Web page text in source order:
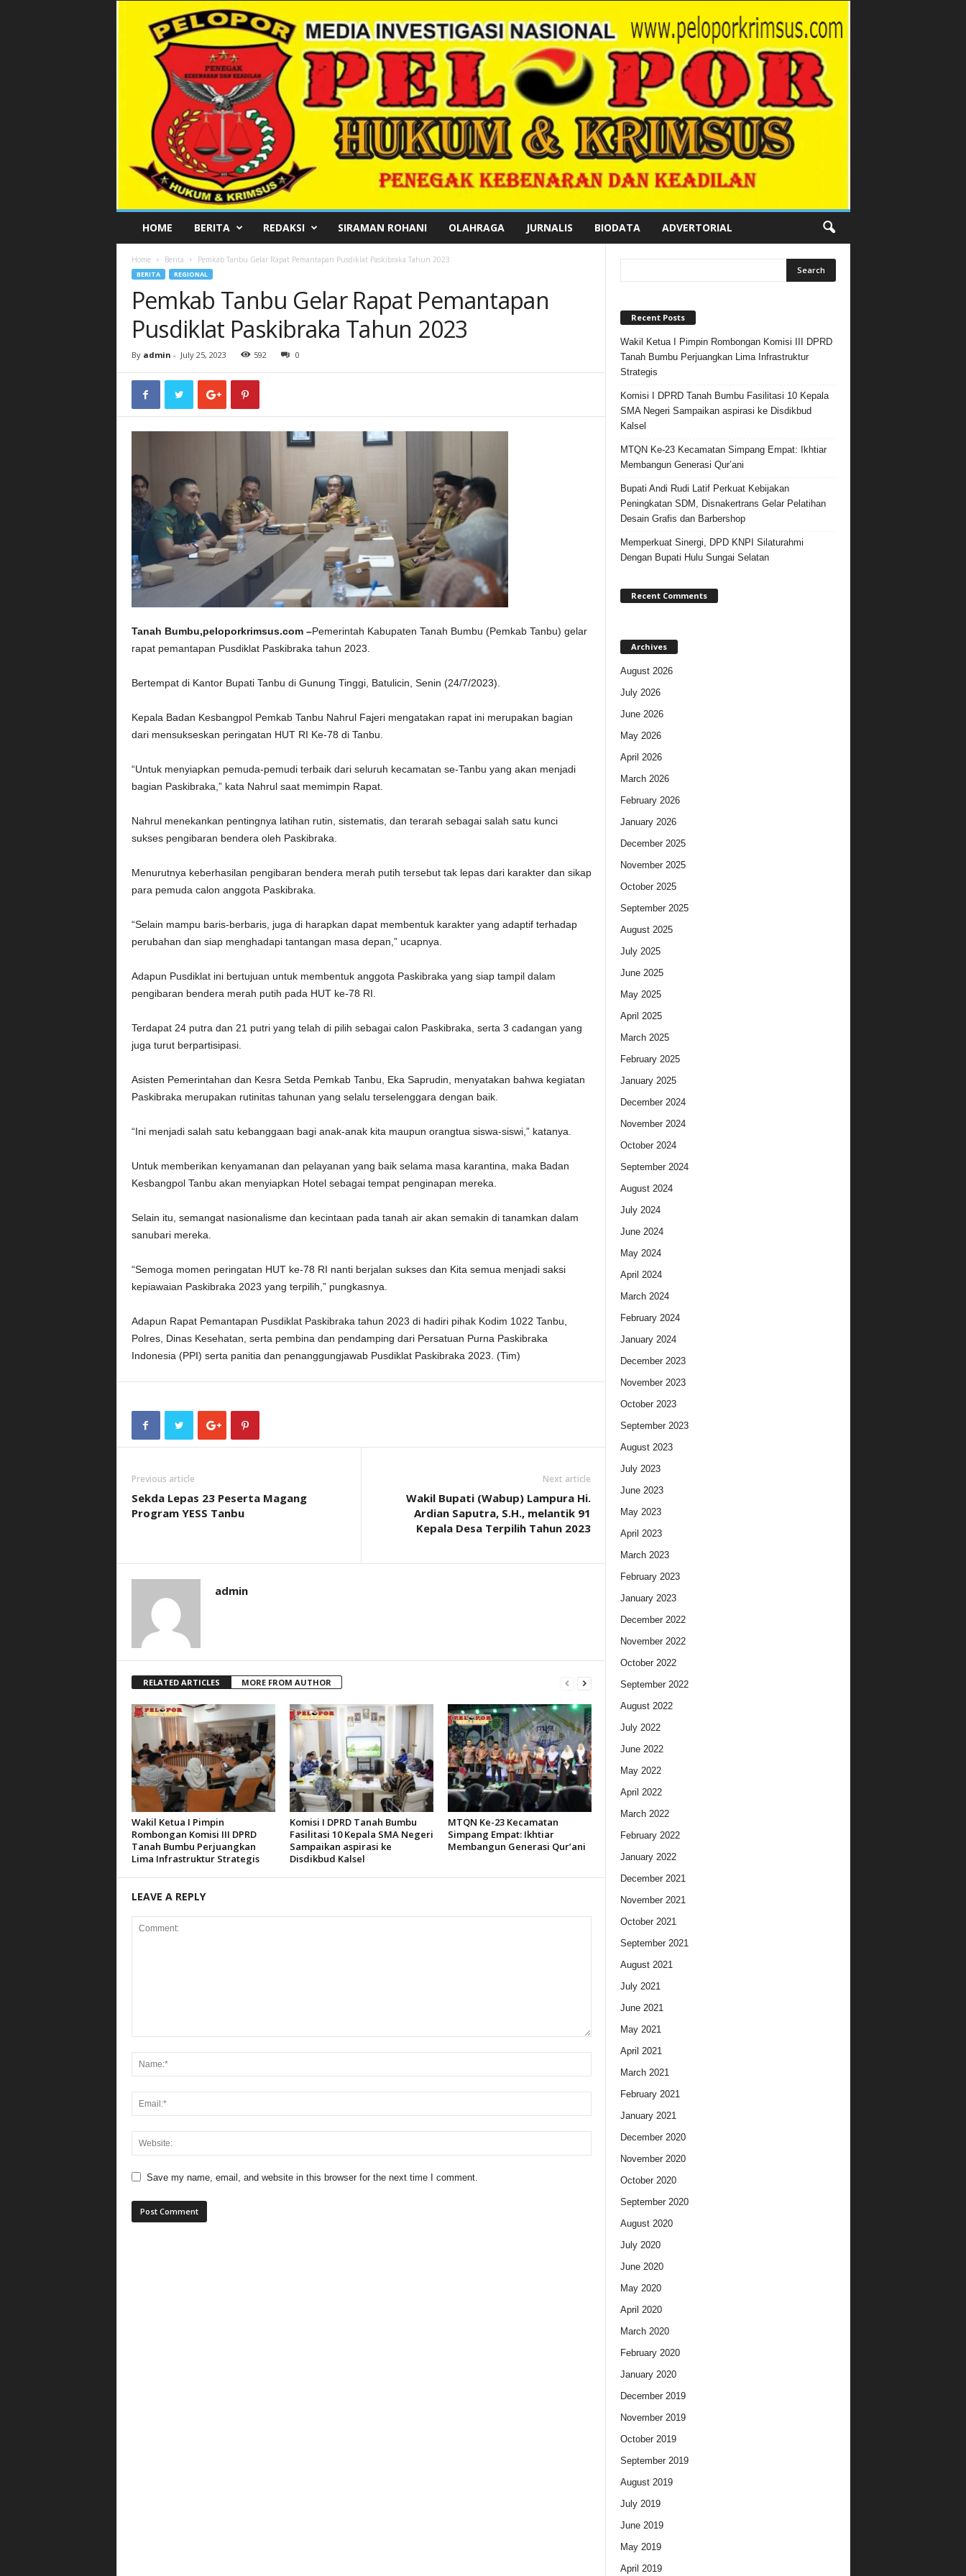
L
HOME BERITA REDAKSI SIRAMAN ROHANI OLAHRAGA JURNALIS BIODATA ADVERTORIAL
Home Berita Pemkab Tanbu Gelar Rapat Pemantapan Pusdiklat Paskibraka Tahun 2023
BERITA REGIONAL
Pemkab Tanbu Gelar Rapat Pemantapan
Pusdiklat Paskibraka Tahun 2023
By admin - July 25, 2023 592 0
Tanah Bumbu,peloporkrimsus.com –Pemerintah Kabupaten Tanah Bumbu (Pemkab Tanbu) gelar
rapat pemantapan Pusdiklat Paskibraka tahun 2023.
Bertempat di Kantor Bupati Tanbu di Gunung Tinggi, Batulicin, Senin (24/7/2023).
Kepala Badan Kesbangpol Pemkab Tanbu Nahrul Fajeri mengatakan rapat ini merupakan bagian
dari mensukseskan peringatan HUT RI Ke-78 di Tanbu.
“Untuk menyiapkan pemuda-pemudi terbaik dari seluruh kecamatan se-Tanbu yang akan menjadi
bagian Paskibraka,” kata Nahrul saat memimpin Rapat.
Nahrul menekankan pentingnya latihan rutin, sistematis, dan terarah sebagai salah satu kunci
sukses pengibaran bendera oleh Paskibraka.
Menurutnya keberhasilan pengibaran bendera merah putih tersebut tak lepas dari karakter dan sikap
para pemuda calon anggota Paskibraka.
“Selain mampu baris-berbaris, juga di harapkan dapat membentuk karakter yang adaptif terhadap
perubahan dan siap menghadapi tantangan masa depan,” ucapnya.
Adapun Pusdiklat ini bertujuan untuk membentuk anggota Paskibraka yang siap tampil dalam
pengibaran bendera merah putih pada HUT ke-78 RI.
Terdapat 24 putra dan 21 putri yang telah di pilih sebagai calon Paskibraka, serta 3 cadangan yang
juga turut berpartisipasi.
Asisten Pemerintahan dan Kesra Setda Pemkab Tanbu, Eka Saprudin, menyatakan bahwa kegiatan
Paskibraka merupakan rutinitas tahunan yang selalu terselenggara dengan baik.
“Ini menjadi salah satu kebanggaan bagi anak-anak kita maupun orangtua siswa-siswi,” katanya.
Untuk memberikan kenyamanan dan pelayanan yang baik selama masa karantina, maka Badan
Kesbangpol Tanbu akan menyiapkan Hotel sebagai tempat penginapan mereka.
Selain itu, semangat nasionalisme dan kecintaan pada tanah air akan semakin di tanamkan dalam
sanubari mereka.
“Semoga momen peringatan HUT ke-78 RI nanti berjalan sukses dan Kita semua menjadi saksi
kepiawaian Paskibraka 2023 yang terpilih,” pungkasnya.
Adapun Rapat Pemantapan Pusdiklat Paskibraka tahun 2023 di hadiri pihak Kodim 1022 Tanbu,
Polres, Dinas Kesehatan, serta pembina dan pendamping dari Persatuan Purna Paskibraka
Indonesia (PPI) serta panitia dan penanggungjawab Pusdiklat Paskibraka 2023. (Tim)
Previous article
Sekda Lepas 23 Peserta Magang
Program YESS Tanbu
Next article
Wakil Bupati (Wabup) Lampura Hi.
Ardian Saputra, S.H., melantik 91
Kepala Desa Terpilih Tahun 2023
admin
RELATED ARTICLES MORE FROM AUTHOR
Wakil Ketua I Pimpin
Rombongan Komisi III DPRD
Tanah Bumbu Perjuangkan
Lima Infrastruktur Strategis
Komisi I DPRD Tanah Bumbu
Fasilitasi 10 Kepala SMA Negeri
Sampaikan aspirasi ke
Disdikbud Kalsel
MTQN Ke-23 Kecamatan
Simpang Empat: Ikhtiar
Membangun Generasi Qur’ani
LEAVE A REPLY
Save my name, email, and website in this browser for the next time I comment.
Recent Posts
Wakil Ketua I Pimpin Rombongan Komisi III DPRD
Tanah Bumbu Perjuangkan Lima Infrastruktur
Strategis
Komisi I DPRD Tanah Bumbu Fasilitasi 10 Kepala
SMA Negeri Sampaikan aspirasi ke Disdikbud
Kalsel
MTQN Ke-23 Kecamatan Simpang Empat: Ikhtiar
Membangun Generasi Qur’ani
Bupati Andi Rudi Latif Perkuat Kebijakan
Peningkatan SDM, Disnakertrans Gelar Pelatihan
Desain Grafis dan Barbershop
Memperkuat Sinergi, DPD KNPI Silaturahmi
Dengan Bupati Hulu Sungai Selatan
Recent Comments
Archives
August 2026
July 2026
June 2026
May 2026
April 2026
March 2026
February 2026
January 2026
December 2025
November 2025
October 2025
September 2025
August 2025
July 2025
June 2025
May 2025
April 2025
March 2025
February 2025
January 2025
December 2024
November 2024
October 2024
September 2024
August 2024
July 2024
June 2024
May 2024
April 2024
March 2024
February 2024
January 2024
December 2023
November 2023
October 2023
September 2023
August 2023
July 2023
June 2023
May 2023
April 2023
March 2023
February 2023
January 2023
December 2022
November 2022
October 2022
September 2022
August 2022
July 2022
June 2022
May 2022
April 2022
March 2022
February 2022
January 2022
December 2021
November 2021
October 2021
September 2021
August 2021
July 2021
June 2021
May 2021
April 2021
March 2021
February 2021
January 2021
December 2020
November 2020
October 2020
September 2020
August 2020
July 2020
June 2020
May 2020
April 2020
March 2020
February 2020
January 2020
December 2019
November 2019
October 2019
September 2019
August 2019
July 2019
June 2019
May 2019
April 2019